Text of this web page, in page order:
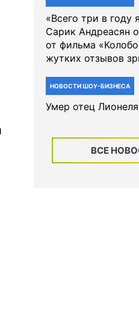
«Всего три в году
Сарик Андреасян
от фильма
жутких отзывов
НОВОСТИ ШОУ-БИЗНЕСА
Умер отец
ВСЕ